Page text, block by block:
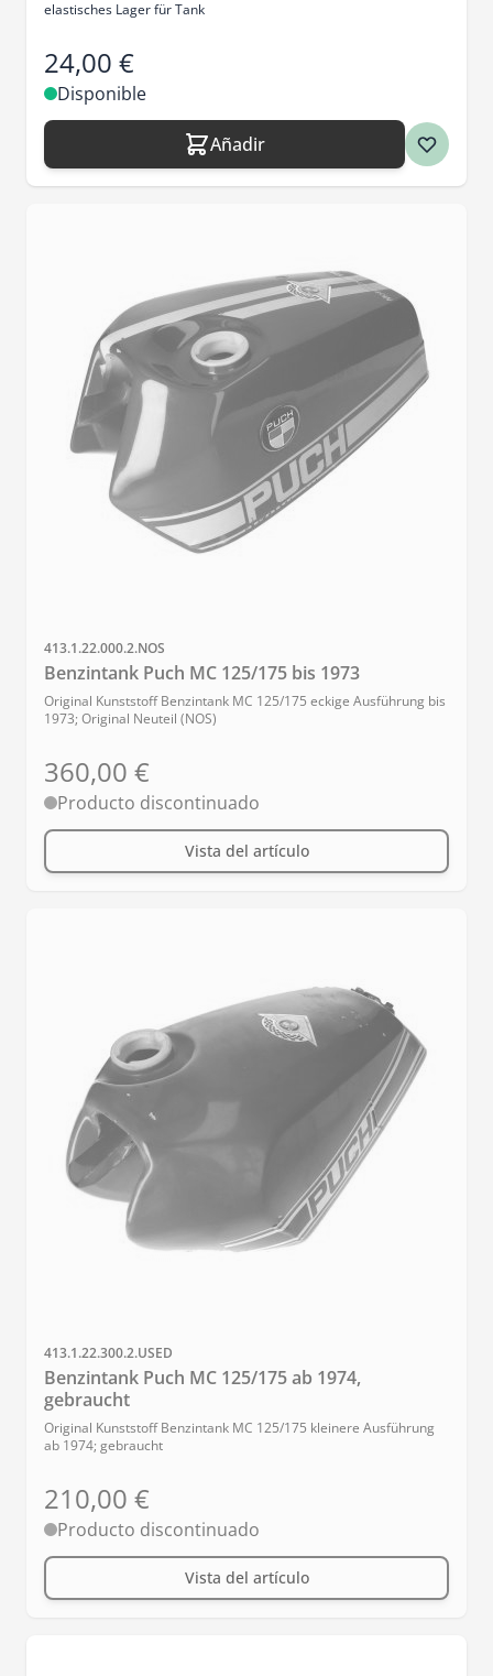
elastisches Lager für Tank
24,00 €
Disponible
Añadir
SKU
413.1.22.000.2.NOS
Benzintank Puch MC 125/175 bis 1973
Original Kunststoff Benzintank MC 125/175 eckige Ausführung bis
1973; Original Neuteil (NOS)
360,00 €
Producto discontinuado
Vista del artículo
SKU
413.1.22.300.2.USED
Benzintank Puch MC 125/175 ab 1974,
gebraucht
Original Kunststoff Benzintank MC 125/175 kleinere Ausführung
ab 1974; gebraucht
210,00 €
Producto discontinuado
Vista del artículo